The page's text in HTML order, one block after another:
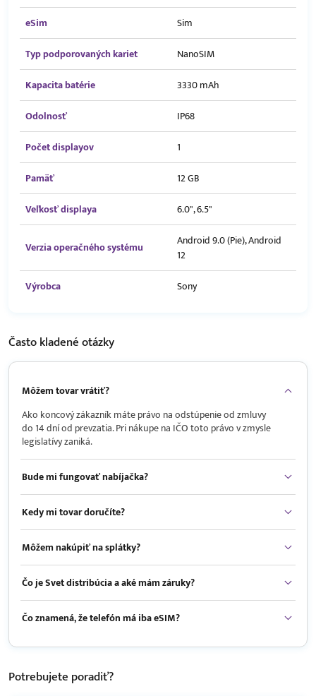
eSim
Sim
Typ podporovaných kariet
NanoSIM
Kapacita batérie
3330 mAh
Odolnosť
IP68
Počet displayov
1
Pamäť
12 GB
Veľkosť displaya
6.0", 6.5"
Verzia operačného systému
Android 9.0 (Pie), Android
12
Výrobca
Sony
Často kladenéotázky
Môžem tovar vrátiť?
Ako koncový zákazník máte právo na odstúpenie od zmluvy
do 14 dní od prevzatia. Pri nákupe na IČO toto právo v zmysle
legislatívy zaniká.
Bude mi fungovať nabíjačka?
Kedy mi tovar doručíte?
Môžem nakúpiť na splátky?
Čo je Svet distribúcia a aké mám záruky?
Čo znamená, že telefón má iba eSIM?
Potrebujete poradiť?